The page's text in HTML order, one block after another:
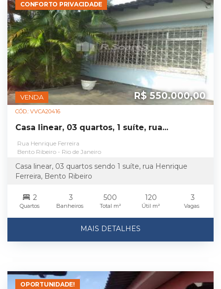
CONFORTO PRIVACIDADE
VENDA R$ 550.000,00
CÓD.: VVCA20416
Casa linear, 03 quartos, 1 suíte, rua...
Rua Henrique Ferreira
Bento Ribeiro - Rio de Janeiro
Casa linear, 03 quartos sendo 1 suíte, rua Henrique
Ferreira, Bento Ribeiro
2
Quartos
3
Banheiros
500
Total m²
120
Útil m²
3
Vagas
MAIS DETALHES
OPORTUNIDADE!